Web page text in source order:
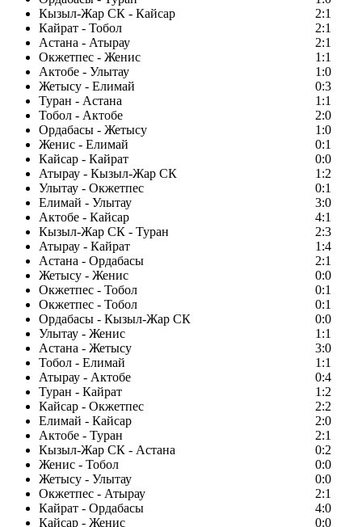
Кызыл-Жар СК - Кайсар
2:1
Кайрат - Тобол
2:1
Астана - Атырау
2:1
Окжетпес - Женис
1:1
Актобе - Улытау
1:0
Жетысу - Елимай
0:3
Туран - Астана
1:1
Тобол - Актобе
2:0
Ордабасы - Жетысу
1:0
Женис - Елимай
0:1
Кайсар - Кайрат
0:0
Атырау - Кызыл-Жар СК
1:2
Улытау - Окжетпес
0:1
Елимай - Улытау
3:0
Актобе - Кайсар
4:1
Кызыл-Жар СК - Туран
2:3
Атырау - Кайрат
1:4
Астана - Ордабасы
2:1
Жетысу - Женис
0:0
Окжетпес - Тобол
0:1
Окжетпес - Тобол
0:1
Ордабасы - Кызыл-Жар СК
0:0
Улытау - Женис
1:1
Астана - Жетысу
3:0
Тобол - Елимай
1:1
Атырау - Актобе
0:4
Туран - Кайрат
1:2
Кайсар - Окжетпес
2:2
Елимай - Кайсар
2:0
Актобе - Туран
2:1
Кызыл-Жар СК - Астана
0:2
Женис - Тобол
0:0
Жетысу - Улытау
0:0
Окжетпес - Атырау
2:1
Кайрат - Ордабасы
4:0
Кайсар - Женис
0:0